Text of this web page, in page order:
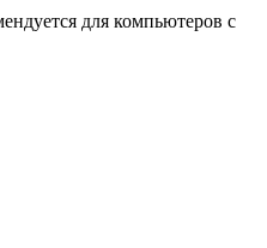
для компьютеров с